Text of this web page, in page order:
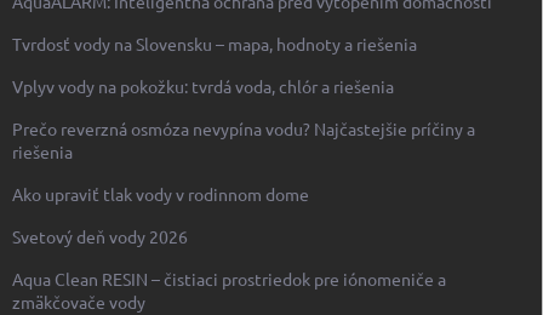
Tvrdosť vody na Slovensku – mapa, hodnoty a riešenia
Vplyv vody na pokožku: tvrdá voda, chlór a riešenia
Prečo reverzná osmóza nevypína vodu? Najčastejšie príčiny a
riešenia
Ako upraviť tlak vody v rodinnom dome
Svetový deň vody 2026
Aqua Clean RESIN – čistiaci prostriedok pre iónomeniče a
zmäkčovače vody